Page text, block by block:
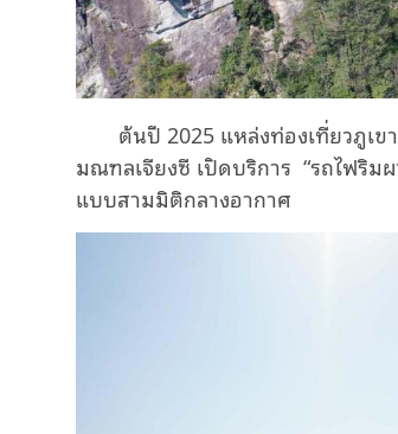
ต้นปี 2025 แหล่งท่องเที่ยวภูเข
มณฑลเจียงซี เปิดบริการ “รถไฟริม
แบบสามมิติกลางอากาศ